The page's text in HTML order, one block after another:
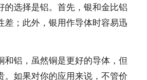
的选择是铝。首先，银和金比铝
差；此外，银用作导体时容易迅
和铝，虽然铜是更好的导体，但
。如果对你的应用来说，不管价